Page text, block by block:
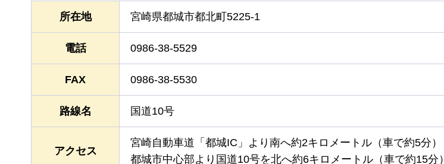
所在地 宮崎県都城市都北町5225-1
電話 0986-38-5529
FAX 0986-38-5530
路線名 国道10号
アクセス
宮崎自動車道「都城IC」より南へ約2キロメートル（車で約5分）
都城市中心部より国道10号を北へ約6キロメートル（車で約15分）